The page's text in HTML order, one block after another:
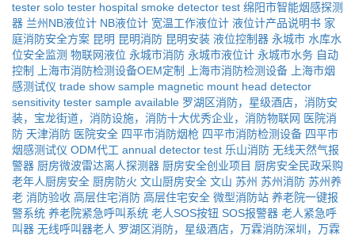
tester solo tester hospital smoke detector test 绵阳市智能烟感探测
器 兰州NB液位计 NB液位计 宽温工作液位计 液位计产品说明书 家
庭消防安全方案 昆明 昆明消防 昆明安装 液位控制器 永城市 水库水
位安全监测 物联网液位 永城市消防 永城市液位计 永城市水务 自动
控制
上海市消防检测设备OEM定制 上海市消防检测设备
上海市烟
感测试仪 trade show sample magnetic mount head detector
sensitivity tester sample available 罗湖区消防，星级酒店，消防安
装，宝龙街道，消防设施，消防十大优秀企业，消防物联网 医院消
防 天津消防 医院安全 四平市消防烟枪 四平市消防检测设备 四平市
烟感测试仪 ODM代工 annual detector test 乐山消防 无线天然气报
警器 厨房微波雷达离人探测器 厨房安全创业项目 厨房安全民政采购
老年人厨房安全 厨房防火 文山厨房安全 文山 苏州 苏州消防 苏州养
老 消防验收 高层住宅消防 高层住宅安全 微型消防站 养老院一键报
警系统 养老院紧急呼叫系统 老人SOS按钮 SOS报警器 老人紧急呼
叫器 无线呼叫器老人 罗湖区消防，星级酒店，万霖消防深圳，万霖